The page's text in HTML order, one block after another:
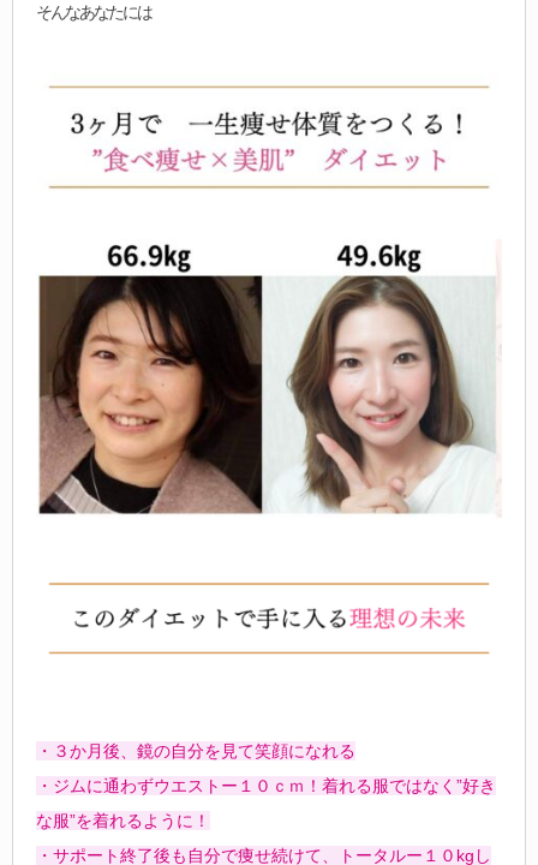
そんなあなたには
・３か月後、鏡の自分を見て笑顔になれる
・ジムに通わずウエストー１０ｃｍ！着れる服ではなく”好き
な服”を着れるように！
・サポート終了後も自分で痩せ続けて、トータルー１０kgし